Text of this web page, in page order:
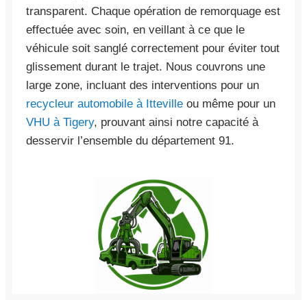
transparent. Chaque opération de remorquage est
effectuée avec soin, en veillant à ce que le
véhicule soit sanglé correctement pour éviter tout
glissement durant le trajet. Nous couvrons une
large zone, incluant des interventions pour un
recycleur automobile à Itteville ou même pour un
VHU à Tigery, prouvant ainsi notre capacité à
desservir l’ensemble du département 91.